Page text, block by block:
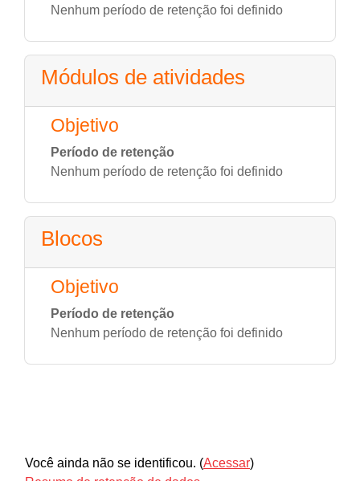
Nenhum período de retenção foi definido
Módulos de atividades
Objetivo
Período de retenção
Nenhum período de retenção foi definido
Blocos
Objetivo
Período de retenção
Nenhum período de retenção foi definido
Você ainda não se identificou. (Acessar)